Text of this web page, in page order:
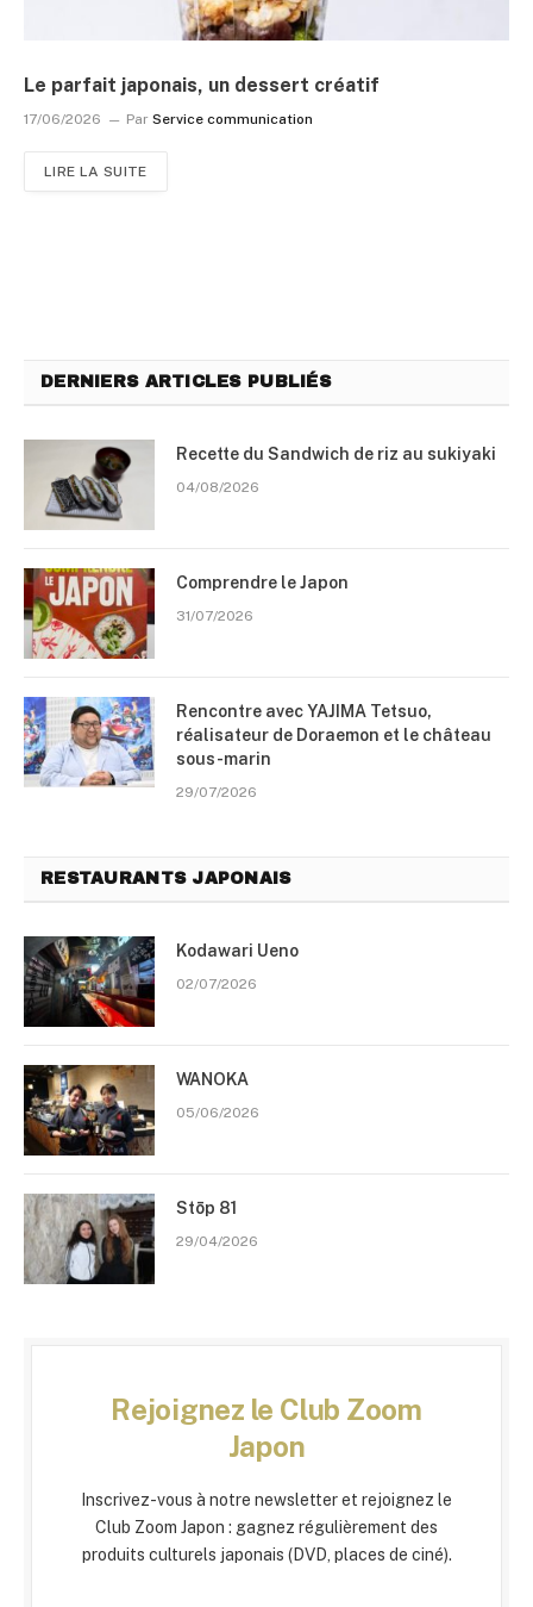
Le parfait japonais, un dessert créatif
17/06/2026 Par Service communication
LIRE LA SUITE
DERNIERS ARTICLES PUBLIÉS
Recette du Sandwich de riz au sukiyaki
04/08/2026
Comprendre le Japon
31/07/2026
Rencontre avec YAJIMA Tetsuo,
réalisateur de Doraemon et le château
sous-marin
29/07/2026
RESTAURANTS JAPONAIS
Kodawari Ueno
02/07/2026
WANOKA
05/06/2026
Stōp 81
29/04/2026
Rejoignez le Club Zoom
Japon
Inscrivez-vous à notre newsletter et rejoignez le
Club Zoom Japon : gagnez régulièrement des
produits culturels japonais (DVD, places de ciné).